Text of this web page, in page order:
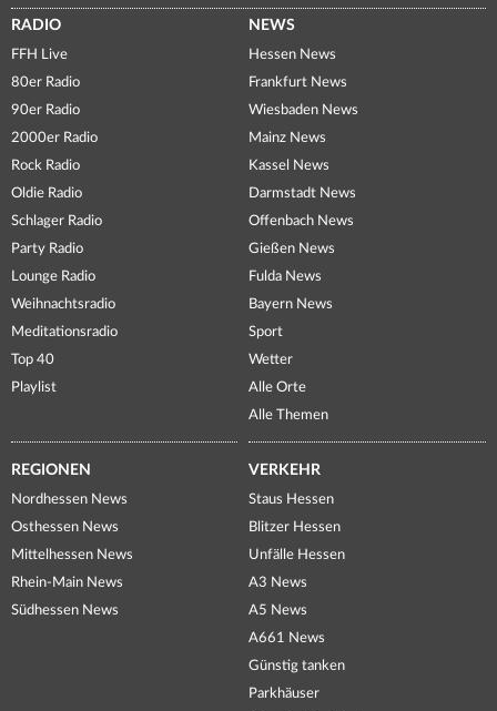
RADIO
FFH Live
80er Radio
90er Radio
2000er Radio
Rock Radio
Oldie Radio
Schlager Radio
Party Radio
Lounge Radio
Weihnachtsradio
Meditationsradio
Top 40
Playlist
NEWS
Hessen News
Frankfurt News
Wiesbaden News
Mainz News
Kassel News
Darmstadt News
Offenbach News
Gießen News
Fulda News
Bayern News
Sport
Wetter
Alle Orte
Alle Themen
REGIONEN
Nordhessen News
Osthessen News
Mittelhessen News
Rhein-Main News
Südhessen News
VERKEHR
Staus Hessen
Blitzer Hessen
Unfälle Hessen
A3 News
A5 News
A661 News
Günstig tanken
Parkhäuser